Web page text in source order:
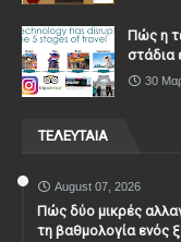
Πώς η
στάδια
30
ΤΕΛΕΥΤΑΙΑ
August 07, 2026
Πώς δύο μικρές
τη βαθμολογία ενός